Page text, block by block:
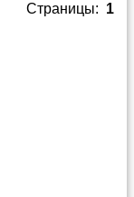
Страницы: 1